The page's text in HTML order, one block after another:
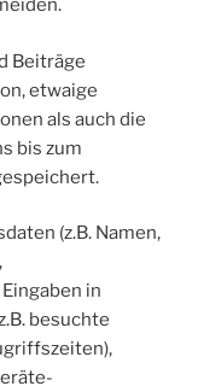
Beiträge
etwaige
als auch die
bis zum
(z.B. Namen,
in
besuchte